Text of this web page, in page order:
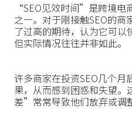
“SEO见效时间”是跨境电
之一。对于刚接触SEO的商
了过高的期待，认为它可以
但实际情况往往并非如此。
许多商家在投资SEO几个月
果，从而感到困惑和失望
差”常常导致他们放弃或调